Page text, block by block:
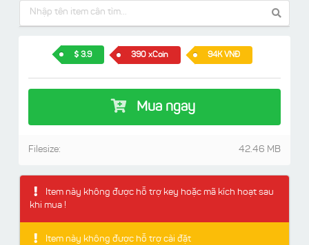
3.9 390 xCoin 94K VNĐ
Mua ngay
42.46 MB
Filesize:
Item này không được hỗ trợ key hoặc mã kích hoạt sau
khi mua !
Item này không được hỗ trợ cài đặt